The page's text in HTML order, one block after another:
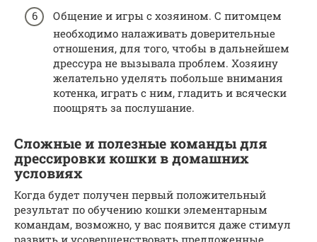
Общение и игры с хозяином. С питомцем
необходимо налаживать доверительные
отношения, для того, чтобы в дальнейшем
дрессура не вызывала проблем. Хозяину
желательно уделять побольше внимания
котенка, играть с ним, гладить и всячески
поощрять за послушание.
Сложные и полезные команды для
дрессировки кошки в домашних
условиях
Когда будет получен первый положительный
результат по обучению кошки элементарным
командам, возможно, у вас появится даже стимул
развить и усовершенствовать предложенные